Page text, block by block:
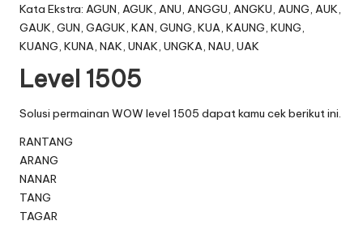
Kata Ekstra: AGUN, AGUK, ANU, ANGGU, ANGKU, AUNG, AUK,
GAUK, GUN, GAGUK, KAN, GUNG, KUA, KAUNG, KUNG,
KUANG, KUNA, NAK, UNAK, UNGKA, NAU, UAK
Level 1505
Solusi permainan WOW level 1505 dapat kamu cek berikut ini.
RANTANG
ARANG
NANAR
TANG
TAGAR